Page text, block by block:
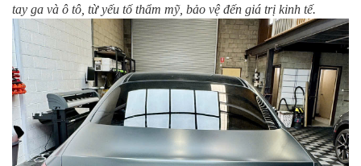
tay ga và ô tô, từ yếu tố thẩm mỹ, bảo vệ đến giá trị kinh tế.